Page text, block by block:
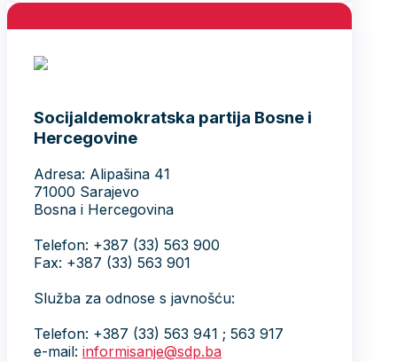
Socijaldemokratska partija Bosne i
Hercegovine
Adresa: Alipašina 41
71000 Sarajevo
Bosna i Hercegovina
Telefon: +387 (33) 563 900
Fax: +387 (33) 563 901
Služba za odnose s javnošću:
Telefon: +387 (33) 563 941 ; 563 917
e-mail: informisanje@sdp.ba